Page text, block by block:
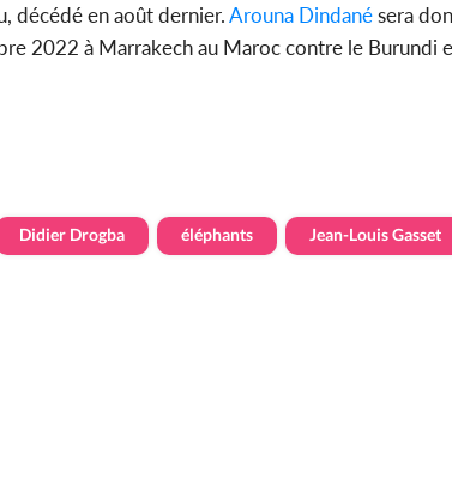
décédé en août dernier.Arouna Dindanésera
2022 à Marrakech au Maroc contre le Burundi
Didier Drogba éléphants Jean-Louis Gasset